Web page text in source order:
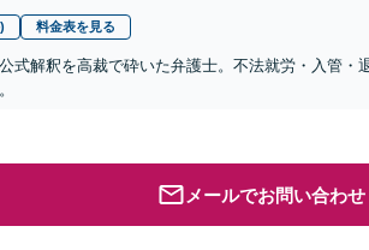
料金表を見る
式解釈を高裁で砕いた弁護士。不法就労・入管・
メールでお問い合わせ